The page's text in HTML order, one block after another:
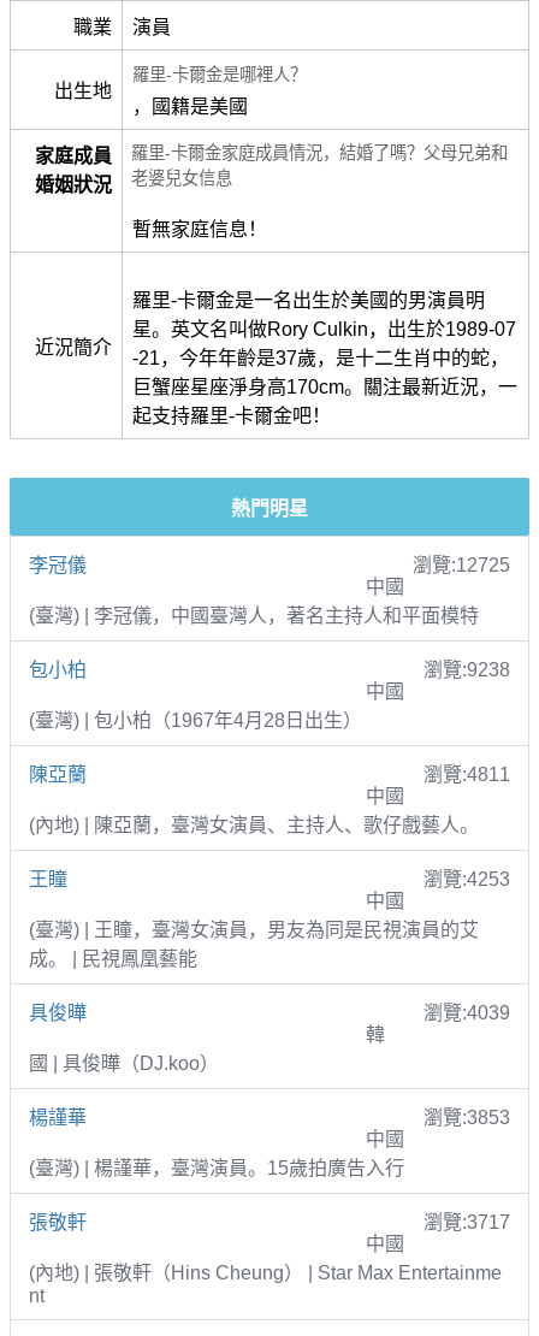
職業 演員
出生地
羅里-卡爾金是哪裡人？
，國籍是美國
家庭成員
婚姻狀況
羅里-卡爾金家庭成員情況，結婚了嗎？父母兄弟和
老婆兒女信息
暫無家庭信息！
近況簡介
羅里-卡爾金是一名出生於美國的男演員明
星。英文名叫做Rory Culkin，出生於1989-07
-21，今年年齡是37歲，是十二生肖中的蛇，
巨蟹座星座淨身高170cm。關注最新近況，一
起支持羅里-卡爾金吧！
熱門明星
李冠儀
瀏覽:12725
中國
(臺灣) | 李冠儀，中國臺灣人，著名主持人和平面模特
包小柏
瀏覽:9238
中國
(臺灣) | 包小柏（1967年4月28日出生）
陳亞蘭
瀏覽:4811
中國
(內地) | 陳亞蘭，臺灣女演員、主持人、歌仔戲藝人。
王瞳
瀏覽:4253
中國
(臺灣) | 王瞳，臺灣女演員，男友為同是民視演員的艾
成。 | 民視鳳凰藝能
具俊曄
瀏覽:4039
韓
國 | 具俊曄（DJ.koo）
楊謹華
瀏覽:3853
中國
(臺灣) | 楊謹華，臺灣演員。15歲拍廣告入行
張敬軒
瀏覽:3717
中國
(內地) | 張敬軒（Hins Cheung） | Star Max Entertainme
nt